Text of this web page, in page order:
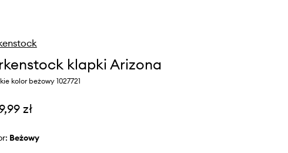
klapki Arizona
kolor beżowy 1027721
zł
beżowy